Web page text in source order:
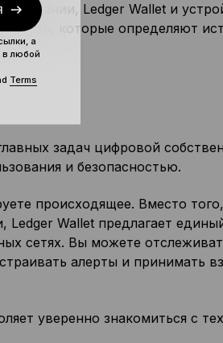
Ledger Wallet и
которые определяют
задач цифровой
и безопасностью.
происходящее. Вместо
Wallet предлагает
сетях. Вы можете
алерты и принимать
уверенно знакомиться с
а
в любой
Terms